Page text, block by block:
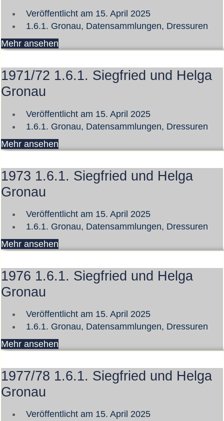
Veröffentlicht am 15. April 2025
1.6.1. Gronau, Datensammlungen, Dressuren
Mehr ansehen
1971/72 1.6.1. Siegfried und Helga
Gronau
Veröffentlicht am 15. April 2025
1.6.1. Gronau, Datensammlungen, Dressuren
Mehr ansehen
1973 1.6.1. Siegfried und Helga
Gronau
Veröffentlicht am 15. April 2025
1.6.1. Gronau, Datensammlungen, Dressuren
Mehr ansehen
1976 1.6.1. Siegfried und Helga
Gronau
Veröffentlicht am 15. April 2025
1.6.1. Gronau, Datensammlungen, Dressuren
Mehr ansehen
1977/78 1.6.1. Siegfried und Helga
Gronau
Veröffentlicht am 15. April 2025